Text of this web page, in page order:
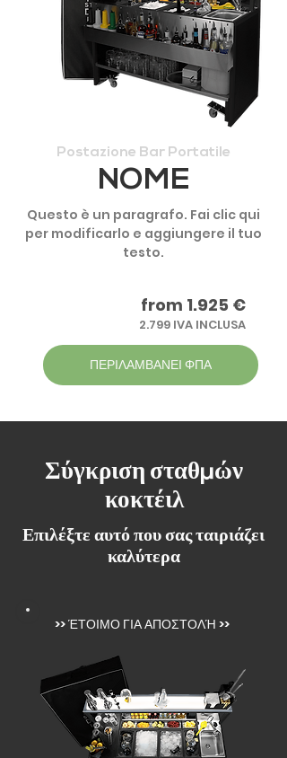
Postazione Bar Portatile
NOME
Questo è un paragrafo. Fai clic qui
per modificarlo e aggiungere il tuo
testo.
from 1.925 €
2.799 IVA INCLUSA
ΠΕΡΙΛΑΜΒΑΝΕΙ ΦΠΑ
Σύγκριση σταθμών
κοκτέιλ
Επιλέξτε αυτό που σας ταιριάζει
καλύτερα
>>ΈΤΟΙΜΟ ΓΙΑ ΑΠΟΣΤΟΛΉ >>